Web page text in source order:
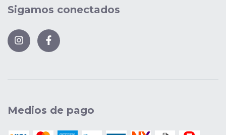
Sigamos conectados
Medios de pago